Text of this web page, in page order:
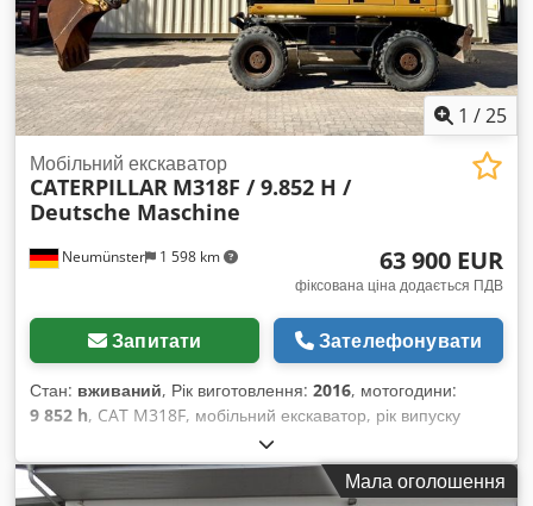
1 /25
Neumünster 1 598 km
Мобільний екскаватор
CATERPILLAR M318F / 9.852 H /
Deutsche Maschine
63 900 EUR
фіксована ціна додається ПДВ
Запитати Зателефонувати
Стан: вживаний, Рік виготовлення: 2016, мотогодини:
9 852 h, CAT M318F, мобільний екскаватор, рік випуску
2016, напрацювання всього 9 852 години! ---- * Виробник:
CAT * Модель: M318F * Рік випуску: 2016 * Напрацювання:
приблизно 9 852 години * Остання перевірка проведена
Мала оголошення